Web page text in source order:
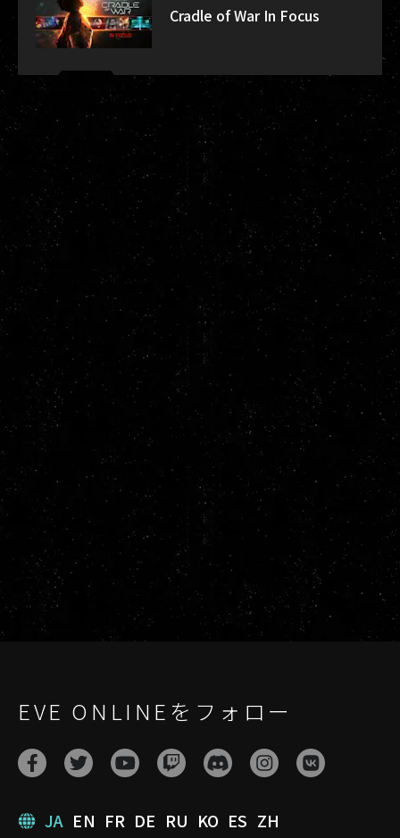
Cradle of War In Focus
EVE ONLINEをフォロー
JA EN FR DE RU KO ES ZH